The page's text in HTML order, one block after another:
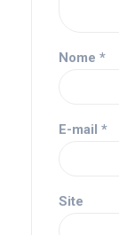
Nome *
E-mail *
Site